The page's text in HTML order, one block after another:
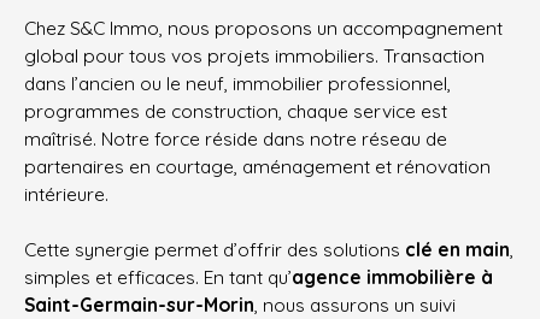
Chez S&C Immo, nous proposons un accompagnement
global pour tous vos projets immobiliers. Transaction
dans l’ancien ou le neuf, immobilier professionnel,
programmes de construction, chaque service est
maîtrisé. Notre force réside dans notre réseau de
partenaires en courtage, aménagement et rénovation
intérieure.
Cette synergie permet d’offrir des solutions clé en main,
simples et efficaces. En tant qu’agence immobilière à
Saint-Germain-sur-Morin, nous assurons un suivi